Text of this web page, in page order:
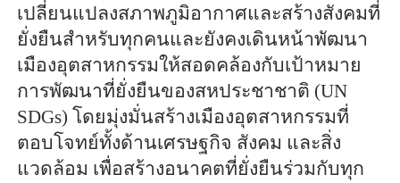
เปลี่ยนแปลงสภาพภูมิอากาศและสร้างสังคมที่
ยั่งยืนสำหรับทุกคนและยังคงเดินหน้าพัฒนา
เมืองอุตสาหกรรมให้สอดคล้องกับเป้าหมาย
การพัฒนาที่ยั่งยืนของสหประชาชาติ (UN
SDGs) โดยมุ่งมั่นสร้างเมืองอุตสาหกรรมที่
ตอบโจทย์ทั้งด้านเศรษฐกิจ สังคม และสิ่ง
แวดล้อม เพื่อสร้างอนาคตที่ยั่งยืนร่วมกับทุก